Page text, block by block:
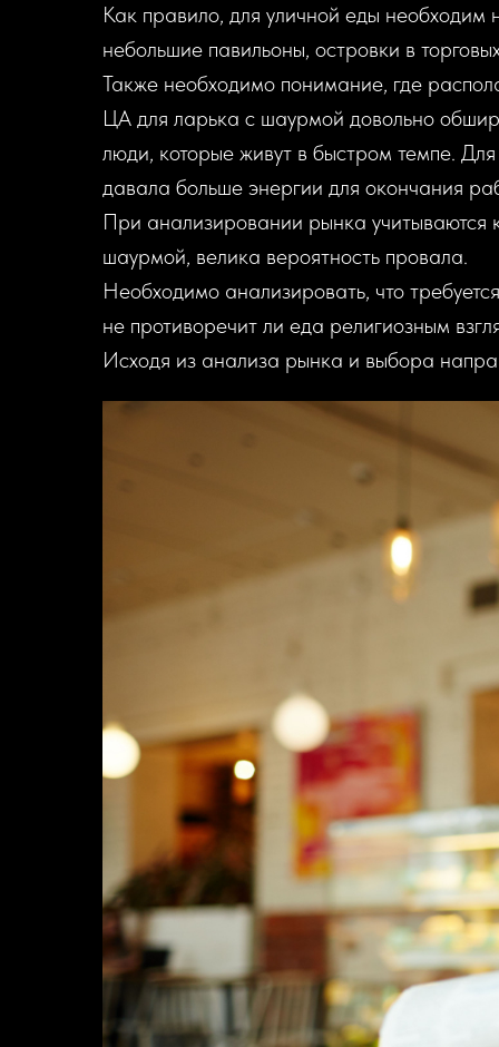
Как правило, для уличной еды
небольшие павильоны, островки в
Также необходимо понимание, где
ЦА для ларька с шаурмой довольно
люди, которые живут в быстром темпе.
давала больше энергии для окончания
При анализировании рынка учитываются
шаурмой, велика вероятность провала.
Необходимо анализировать, что
не противоречит ли еда религиозным
Исходя из анализа рынка и выбора